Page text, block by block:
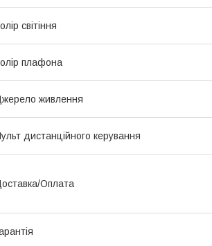
світіння
плафона
живлення
дистанційного керування
Оплата